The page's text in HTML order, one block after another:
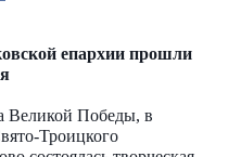
епархии прошли
Великой Победы, в
Троицкого